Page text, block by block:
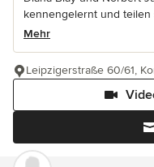
kennengelernt und teilen
Mehr
Leipzigerstraße 60/61,